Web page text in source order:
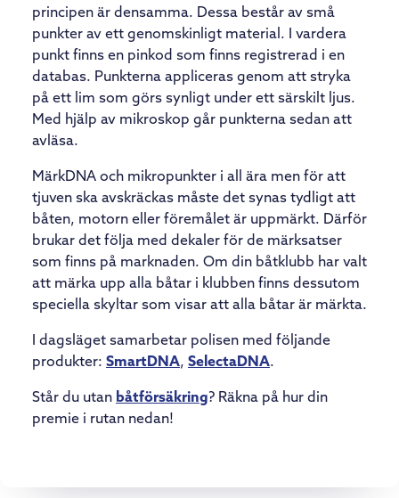
principen är densamma. Dessa består av små
punkter av ett genomskinligt material. I vardera
punkt finns en pinkod som finns registrerad i en
databas. Punkterna appliceras genom att stryka
på ett lim som görs synligt under ett särskilt ljus.
Med hjälp av mikroskop går punkterna sedan att
avläsa.
MärkDNA och mikropunkter i all ära men för att
tjuven ska avskräckas måste det synas tydligt att
båten, motorn eller föremålet är uppmärkt. Därför
brukar det följa med dekaler för de märksatser
som finns på marknaden. Om din båtklubb har valt
att märka upp alla båtar i klubben finns dessutom
speciella skyltar som visar att alla båtar är märkta.
I dagsläget samarbetar polisen med följande
produkter: SmartDNA, SelectaDNA.
Står du utan båtförsäkring? Räkna på hur din
premie i rutan nedan!